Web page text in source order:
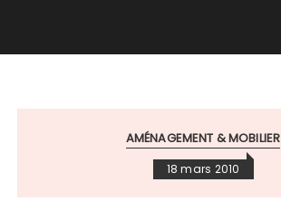
AMÉNAGEMENT & MOBILIER
18 mars 2010